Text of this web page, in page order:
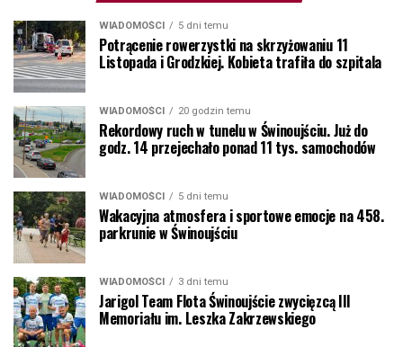
WIADOMOŚCI 5 dni temu
Potrącenie rowerzystki na skrzyżowaniu 11
Listopada i Grodzkiej. Kobieta trafiła do szpitala
WIADOMOŚCI 20 godzin temu
Rekordowy ruch w tunelu w Świnoujściu. Już do
godz. 14 przejechało ponad 11 tys. samochodów
WIADOMOŚCI 5 dni temu
Wakacyjna atmosfera i sportowe emocje na 458.
parkrunie w Świnoujściu
WIADOMOŚCI 3 dni temu
Jarigol Team Flota Świnoujście zwycięzcą III
Memoriału im. Leszka Zakrzewskiego